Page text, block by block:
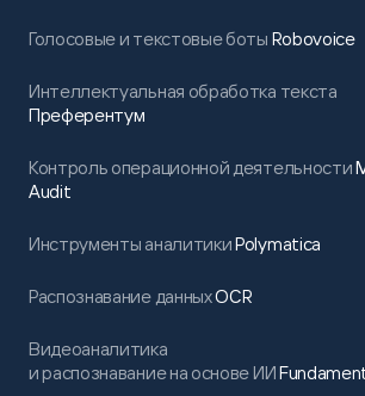
Голосовые и текстовые боты Robovoice
Интеллектуальная обработка текста
Преферентум
Контроль операционной деятельности
Audit
Инструменты аналитикиPolymatica
Распознавание данныхOCR
Видеоаналитика
и распознавание на основе ИИ